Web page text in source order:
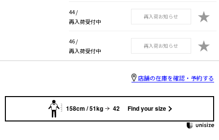
44 /
再入荷受付中
再入荷お知らせ ★
46 /
再入荷受付中
再入荷お知らせ ★
店舗の在庫を確認・予約する
158cm / 51kg 42 Find your size